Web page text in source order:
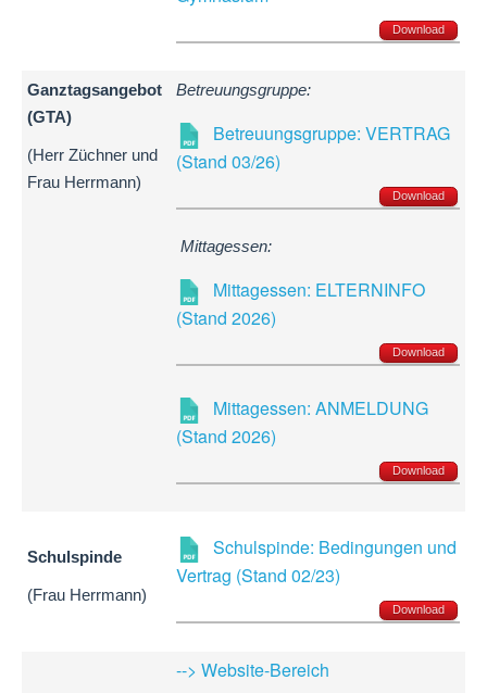
Download
Ganztagsangebot
(GTA)
(Herr Züchner und
Frau Herrmann)
Betreuungsgruppe:
Betreuungsgruppe: VERTRAG
(Stand 03/26)
Download
Mittagessen:
Mittagessen: ELTERNINFO
(Stand 2026)
Download
Mittagessen: ANMELDUNG
(Stand 2026)
Download
Schulspinde
(Frau Herrmann)
Schulspinde: Bedingungen und
Vertrag (Stand 02/23)
Download
--> Website-Bereich